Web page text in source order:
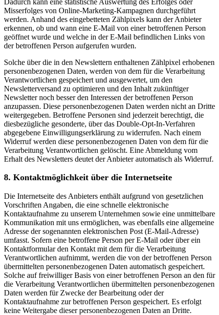
Dadurch kann eine statistische Auswertung des Erfolges oder
Misserfolges von Online-Marketing-Kampagnen durchgeführt
werden. Anhand des eingebetteten Zählpixels kann der Anbieter
erkennen, ob und wann eine E-Mail von einer betroffenen Person
geöffnet wurde und welche in der E-Mail befindlichen Links von
der betroffenen Person aufgerufen wurden.
Solche über die in den Newslettern enthaltenen Zählpixel erhobenen
personenbezogenen Daten, werden von dem für die Verarbeitung
Verantwortlichen gespeichert und ausgewertet, um den
Newsletterversand zu optimieren und den Inhalt zukünftiger
Newsletter noch besser den Interessen der betroffenen Person
anzupassen. Diese personenbezogenen Daten werden nicht an Dritte
weitergegeben. Betroffene Personen sind jederzeit berechtigt, die
diesbezügliche gesonderte, über das Double-Opt-In-Verfahren
abgegebene Einwilligungserklärung zu widerrufen. Nach einem
Widerruf werden diese personenbezogenen Daten von dem für die
Verarbeitung Verantwortlichen gelöscht. Eine Abmeldung vom
Erhalt des Newsletters deutet der Anbieter automatisch als Widerruf.
8. Kontaktmöglichkeit über die Internetseite
Die Internetseite des Anbieters enthält aufgrund von gesetzlichen
Vorschriften Angaben, die eine schnelle elektronische
Kontaktaufnahme zu unserem Unternehmen sowie eine unmittelbare
Kommunikation mit uns ermöglichen, was ebenfalls eine allgemeine
Adresse der sogenannten elektronischen Post (E-Mail-Adresse)
umfasst. Sofern eine betroffene Person per E-Mail oder über ein
Kontaktformular den Kontakt mit dem für die Verarbeitung
Verantwortlichen aufnimmt, werden die von der betroffenen Person
übermittelten personenbezogenen Daten automatisch gespeichert.
Solche auf freiwilliger Basis von einer betroffenen Person an den für
die Verarbeitung Verantwortlichen übermittelten personenbezogenen
Daten werden für Zwecke der Bearbeitung oder der
Kontaktaufnahme zur betroffenen Person gespeichert. Es erfolgt
keine Weitergabe dieser personenbezogenen Daten an Dritte.